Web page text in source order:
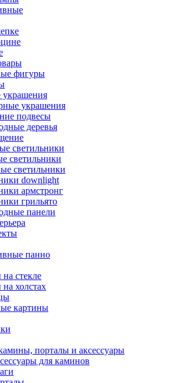
фигуры
украшения
подвесы
деревья
светильники
светильники
светильники
downlight
армстронг
грильято
панели
панно
стекле
холстах
картины
порталы и аксессуары
для каминов